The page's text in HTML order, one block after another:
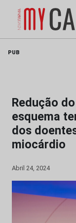
PUB
Redução
esquema
dos
miocárdio
Abril 24, 2024